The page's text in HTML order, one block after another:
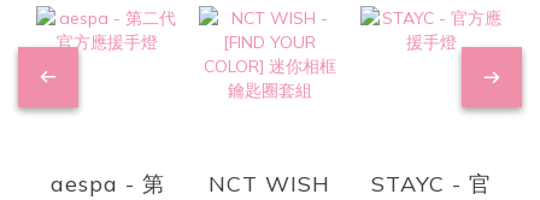
aespa - 第
NCT WISH
STAYC - 官